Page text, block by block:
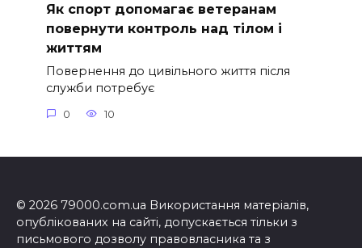
Як спорт допомагає ветеранам
повернути контроль над тілом і
життям
Повернення до цивільного життя після
служби потребує
0 10
© 2026 79000.com.ua Використання матеріалів,
опублікованих на сайті, допускається тільки з
письмового дозволу правовласника та з